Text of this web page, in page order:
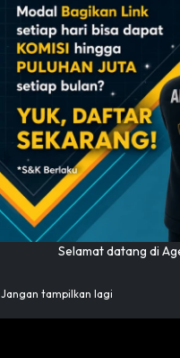
🔥 Permanent,
Selamat datang di
Jangan tampilkan lagi